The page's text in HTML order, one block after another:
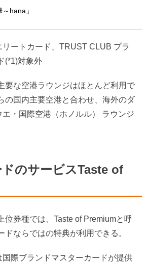
～hana」
ートカード、TRUST CLUB プラ
(*1)対象外
要な空港ラウンジはほとんど利用で
の国内主要空港と合わせ、海外のダ
・国際空港（ホノルル） ラウンジ
のサービスTaste of
位券種では、Taste of Premiumと呼
ドならではの特典が利用できる。
国際ブランドマスターカードが提供